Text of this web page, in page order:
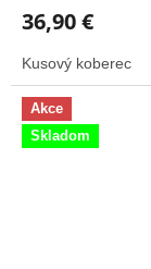
36,90 €
Kusový koberec
Akce
Skladom